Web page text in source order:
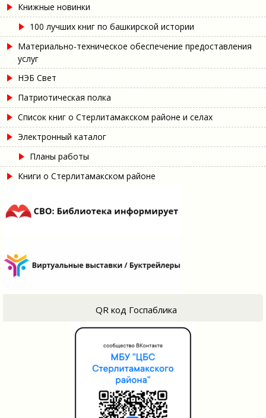
Книжные новинки
100 лучших книг по башкирской истории
Материально-техническое обеспечение предоставления
услуг
НЭБ Свет
Патриотическая полка
Список книг о Стерлитамакском районе и селах
Электронный каталог
Планы работы
Книги о Стерлитамакском районе
QR код Госпаблика